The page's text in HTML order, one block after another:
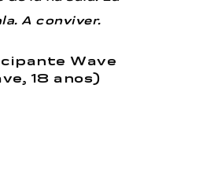
A conviver.
Wave
18 anos)